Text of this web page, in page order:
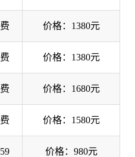
价格：1380元
价格：1380元
价格：1680元
价格：1580元
价格：980元